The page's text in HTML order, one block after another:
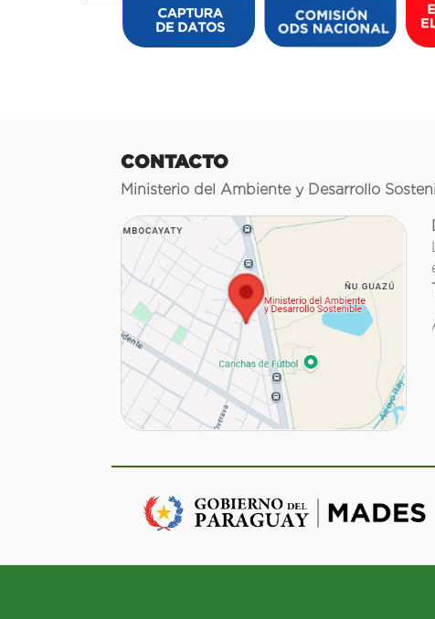
CONTACTO
Ministerio del Ambiente y Desarrollo